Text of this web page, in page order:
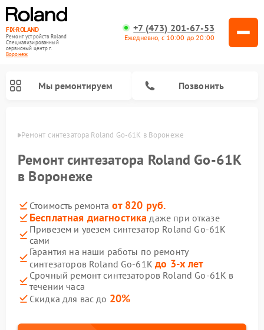
FIX-ROLAND
Ремонт устройств Roland
Специализированный
cервисный центр г.
Воронеж
+7 (473) 201-67-53
Ежедневно, с 10:00 до 20:00
Мы ремонтируем Позвонить
Ремонт синтезатора Roland Go-61K в Воронеже
Ремонт синтезатора Roland Go-61K
в Воронеже
Стоимость ремонта от 820 руб.
Бесплатная диагностика даже при отказе
Привезем и увезем синтезатор Roland Go-61K
сами
Гарантия на наши работы по ремонту
синтезаторов Roland Go-61Kдо 3-х лет
Срочный ремонт синтезаторов Roland Go-61K в
течении часа
Скидка для вас до 20%